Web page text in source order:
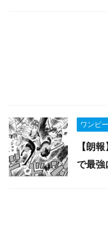
ワンピ
【朗
で最強